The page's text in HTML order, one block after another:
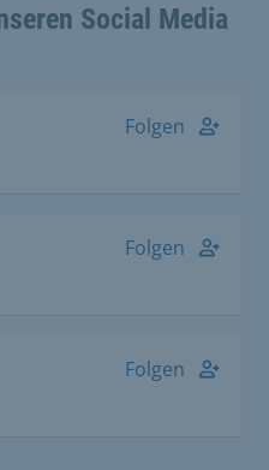
Social Media
Folgen
Folgen
Folgen